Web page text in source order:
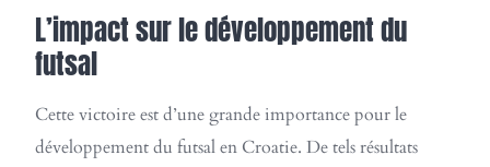
L’impact sur le développement du
futsal
Cette victoire est d’une grande importance pour le
développement du futsal en Croatie. De tels résultats